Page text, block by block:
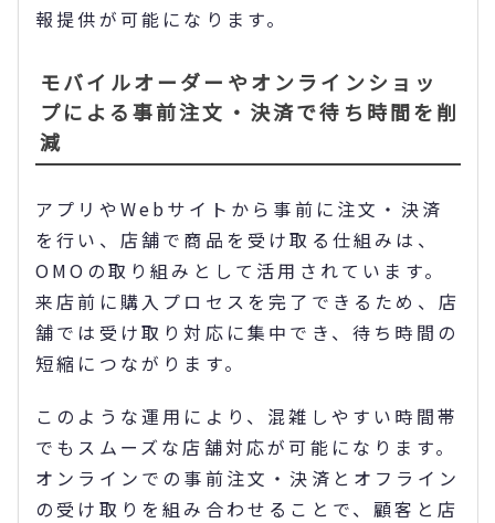
報提供が可能になります。
モバイルオーダーやオンラインショッ
プによる事前注文・決済で待ち時間を削
減
アプリやWebサイトから事前に注文・決済
を行い、店舗で商品を受け取る仕組みは、
OMOの取り組みとして活用されています。
来店前に購入プロセスを完了できるため、店
舗では受け取り対応に集中でき、待ち時間の
短縮につながります。
このような運用により、混雑しやすい時間帯
でもスムーズな店舗対応が可能になります。
オンラインでの事前注文・決済とオフライン
の受け取りを組み合わせることで、顧客と店